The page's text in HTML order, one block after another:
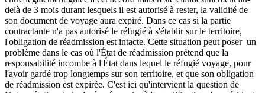
delà de 3 mois durant lesquels il est autorisé à rester, la validité de
son document de voyage aura expiré. Dans ce cas si la partie
contractante n'a pas autorisé le réfugié à s'établir sur le territoire,
l'obligation de réadmission est intacte. Cette situation peut poser un
problème dans le cas où l'État de réadmission prétend que la
responsabilité incombe à l'État dans lequel le réfugié voyage, pour
l'avoir gardé trop longtemps sur son territoire, et que son obligation
de réadmission est expirée. C'est ici qu'intervient la question de